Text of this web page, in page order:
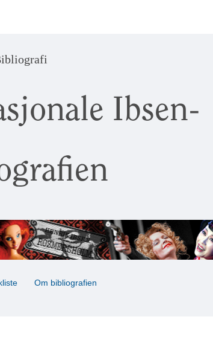
Ibsen-
Om bibliografien